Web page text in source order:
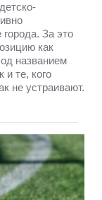
За это
как
названием
и те, кого
не устраивают.